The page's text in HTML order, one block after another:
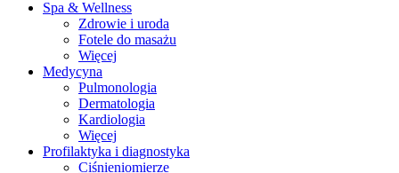
Spa & Wellness
Zdrowie i uroda
Fotele do masażu
Więcej
Medycyna
Pulmonologia
Dermatologia
Kardiologia
Więcej
Profilaktyka i diagnostyka
Ciśnieniomierze